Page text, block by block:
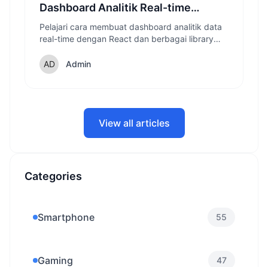
Dashboard Analitik Real-time
dengan React
Pelajari cara membuat dashboard analitik data
real-time dengan React dan berbagai library
data Anda menjadi interaktif dan informatif.
Admin
View all articles
Categories
Smartphone 55
Gaming 47